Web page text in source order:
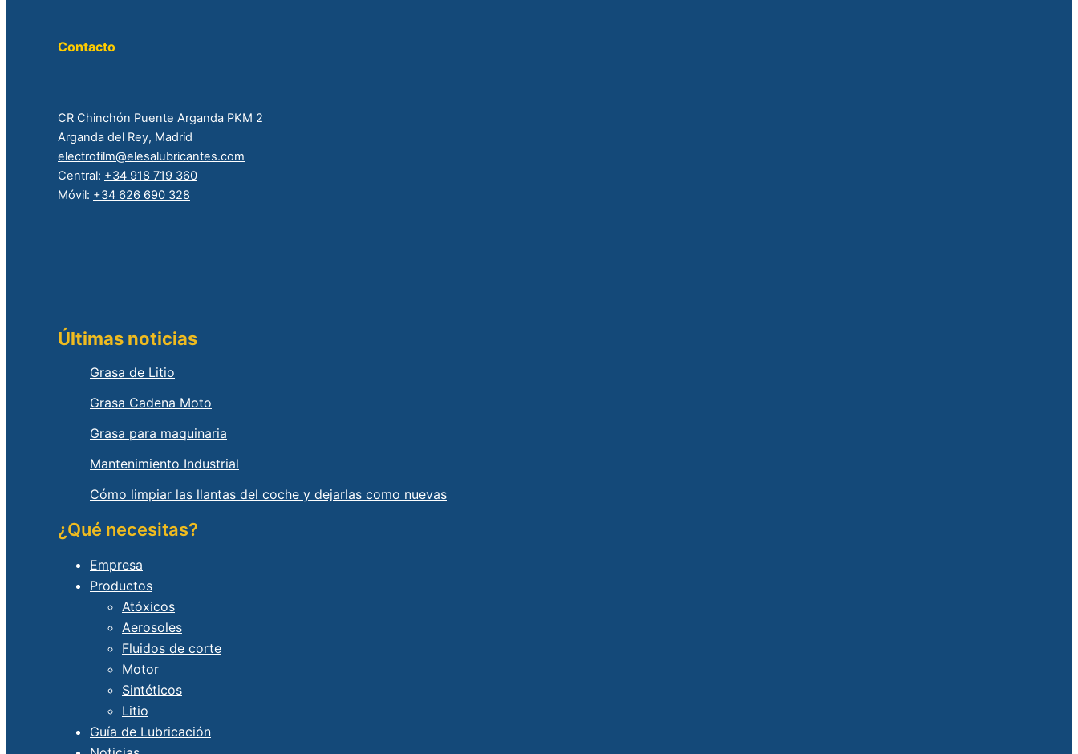
Contacto
CR Chinchón Puente Arganda PKM 2
Arganda del Rey, Madrid
electrofilm@elesalubricantes.com
Central: +34 918 719 360
Móvil: +34 626 690 328
Últimas noticias
Grasa de Litio
Grasa Cadena Moto
Grasa para maquinaria
Mantenimiento Industrial
Cómo limpiar las llantas del coche y dejarlas como nuevas
¿Qué necesitas?
Empresa
Productos
Atóxicos
Aerosoles
Fluidos de corte
Motor
Sintéticos
Litio
Guía de Lubricación